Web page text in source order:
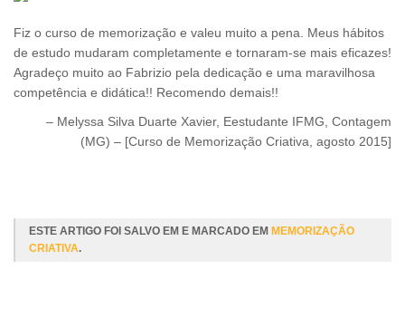
Fiz o curso de memorização e valeu muito a pena. Meus hábitos
de estudo mudaram completamente e tornaram-se mais eficazes!
Agradeço muito ao Fabrizio pela dedicação e uma maravilhosa
competência e didática!! Recomendo demais!!
Melyssa Silva Duarte Xavier Eestudante IFMG Contagem
(MG) – [Curso de Memorização Criativa, agosto 2015]
ESTE ARTIGO FOI SALVO EM E MARCADO EM MEMORIZAÇÃO
CRIATIVA.